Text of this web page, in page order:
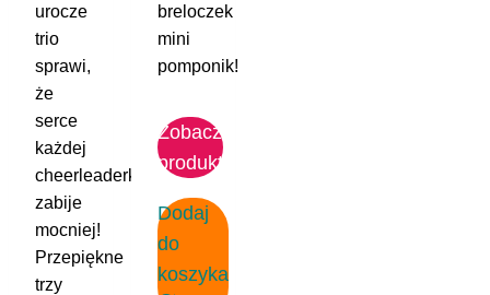
urocze
trio
sprawi,
że
serce
każdej
cheerleaderki
zabije
mocniej!
Przepiękne
trzy
breloczek
mini
pomponik!
Zobacz
produkt
Dodaj
do
koszyka